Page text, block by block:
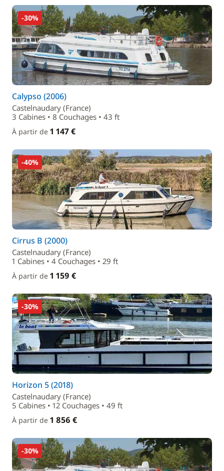
-30%
Calypso (2006)
Castelnaudary (France)
3 Cabines • 8 Couchages • 43 ft
À partir de 1 147 €
-40%
Cirrus B (2000)
Castelnaudary (France)
1 Cabines • 4 Couchages • 29 ft
À partir de 1 159 €
-30%
Horizon 5 (2018)
Castelnaudary (France)
5 Cabines • 12 Couchages • 49 ft
À partir de 1 856 €
-30%